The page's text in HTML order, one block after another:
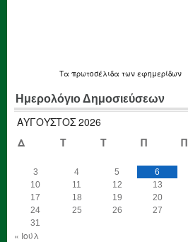
Τα πρωτοσέλιδα των εφημερίδων
Ημερολόγιο Δημοσιεύσεων
ΑΎΓΟΥΣΤΟΣ 2026
Δ
Τ Τ Π Π
3
4 5 6
10
11 12 13
17
18 19 20
24
25 26 27
31
« Ιούλ